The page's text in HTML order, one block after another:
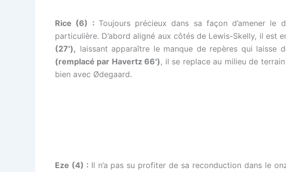
Rice (6) : Toujours précieux dans sa façon d’amener
particulière. D’abord aligné aux côtés de Lewis-Skelly, il
(27′), laissant apparaître le manque de repères qui laisse
(remplacé par Havertz 66′), il se replace au milieu de
bien avec Ødegaard.
Eze (4) : Il n’a pas su profiter de sa reconduction dans le